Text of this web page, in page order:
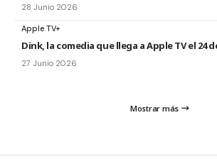
28 Junio 2026
Apple TV+
Dink, la comedia que llega a Apple TV el 24
27 Junio 2026
Mostrar más